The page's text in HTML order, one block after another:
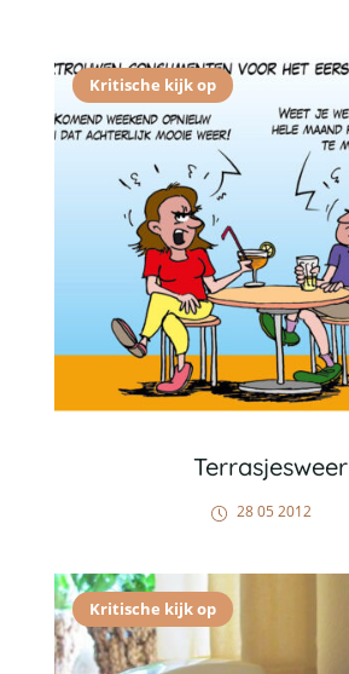
Kritische kijk op
Terrasjesweer
28 05 2012
Kritische kijk op